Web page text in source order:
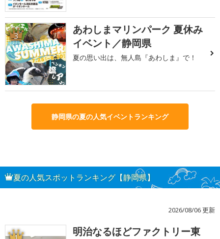
3
あわしまマリンパーク 夏休み
イベント／静岡県
夏の思い出は、無人島『あわしま』で！
静岡県の夏の人気イベントランキング
夏の人気スポットランキング【静岡県】
2026/08/06 更新
明治なるほどファクトリー東